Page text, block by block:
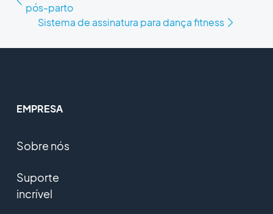
pós-parto
Sistema de assinatura para dança fitness
EMPRESA
Sobre nós
Suporte
incrível